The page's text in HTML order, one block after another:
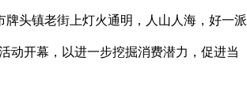
头镇老街上灯火通明，人山人海，好一派
动开幕，以进一步挖掘消费潜力，促进当